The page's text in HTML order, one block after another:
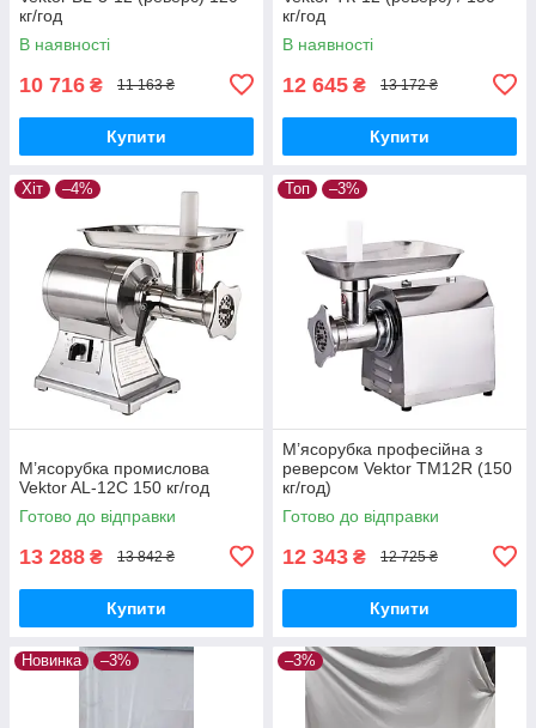
кг/год
В наявності
10 716 ₴ 11 163 ₴
Купити
кг/год
В наявності
12 645 ₴ 13 172 ₴
Купити
Хіт –4%
М’ясорубка промислова
Vektor AL-12C 150 кг/год
Готово до відправки
13 288 ₴ 13 842 ₴
Купити
Топ –3%
М’ясорубка професійна з
реверсом Vektor TM12R (150
кг/год)
Готово до відправки
12 343 ₴ 12 725 ₴
Купити
Новинка –3% –3%